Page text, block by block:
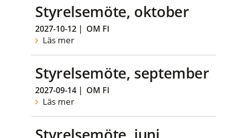
Styrelsemöte, oktober
2027-10-12 | OM FI
Läs mer
Styrelsemöte, september
2027-09-14 | OM FI
Läs mer
Styrelsemöte, juni